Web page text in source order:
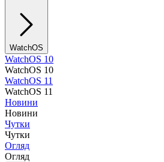
WatchOS
WatchOS 10
WatchOS 10
WatchOS 11
WatchOS 11
Новини
Новини
Чутки
Чутки
Огляд
Огляд